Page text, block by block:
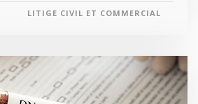
LITIGE CIVIL ET COMMERCIAL